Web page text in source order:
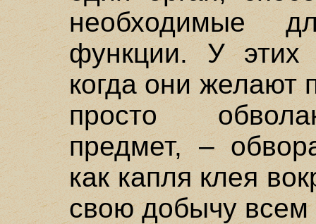
необходимые
функции. У этих
когда они желают
просто
предмет, –
как капля клея
свою добычу